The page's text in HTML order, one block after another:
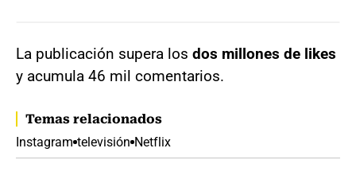
La publicación supera los dos millones de likes
y acumula 46 mil comentarios.
Temas relacionados
Instagram televisión Netflix